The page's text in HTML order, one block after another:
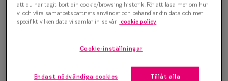
Taberg
Bågstorlek
Osäker på vilken storlek du har? Se vår Storleksguide
att du har tagit bort din cookie/browsing historik. För att läsa mer om hur
vi och våra samarbetspartners använder och behandlar din data och mer
specifikt vilken data vi samlar in, se vår cookie policy
Cookie-inställningar
Endast nödvändiga cookies Tillåt alla